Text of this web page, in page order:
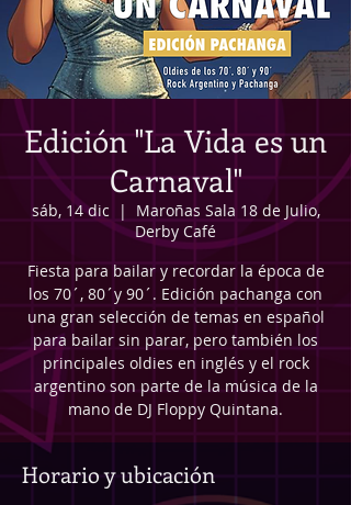
Edición "La Vida es un
Carnaval"
sáb, 14 dic
  |
Maroñas Sala 18 de Julio,
Derby Café
Fiesta para bailar y recordar la época de
los 70´, 80´y 90´. Edición pachanga con
una gran selección de temas en español
para bailar sin parar, pero también los
principales oldies en inglés y el rock
argentino son parte de la música de la
mano de DJ Floppy Quintana.
Horario y ubicación